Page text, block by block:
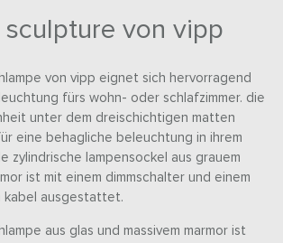
von vipp
von vipp eignet sich hervorragend
fürs wohn- oder schlafzimmer. die
unter dem dreischichtigen matten
eine behagliche beleuchtung in ihrem
zylindrische lampensockel aus grauem
ist mit einem dimmschalter und einem
kabel ausgestattet.
aus glas und massivem marmor ist